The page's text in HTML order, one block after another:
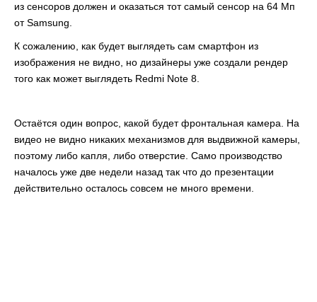
из сенсоров должен и оказаться тот самый сенсор на 64 Мп
от Samsung.
К сожалению, как будет выглядеть сам смартфон из
изображения не видно, но дизайнеры уже создали рендер
того как может выглядеть Redmi Note 8.
Остаётся один вопрос, какой будет фронтальная камера. На
видео не видно никаких механизмов для выдвижной камеры,
поэтому либо капля, либо отверстие. Само производство
началось уже две недели назад так что до презентации
действительно осталось совсем не много времени.